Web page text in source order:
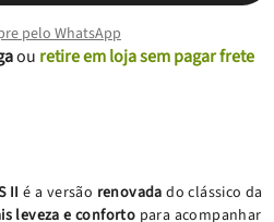
pelo WhatsApp
ou retire em loja sem pagar frete
II é a versão renovada do clássico da
leveza e conforto para acompanhar